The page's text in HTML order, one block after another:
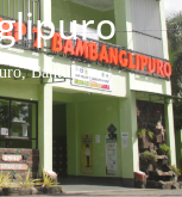
Bantul